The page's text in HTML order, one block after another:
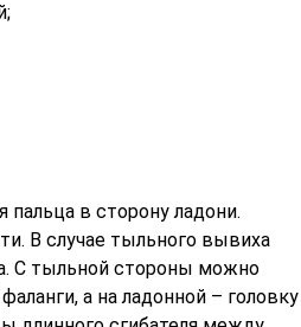
пальца в сторону ладони.
В случае тыльного вывиха
С тыльной стороны можно
а на ладонной – головку